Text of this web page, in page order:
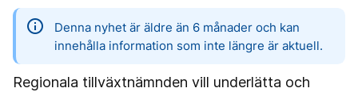
information
Denna nyhet är äldre än 6 månader och kan
innehålla information som inte längre är aktuell.
Regionala tillväxtnämnden vill underlätta och